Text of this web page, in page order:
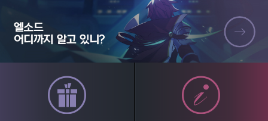
엘소드 어디까지 알고 있니?